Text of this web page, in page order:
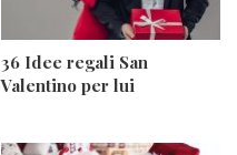
36 Idee regali San
Valentino per lui